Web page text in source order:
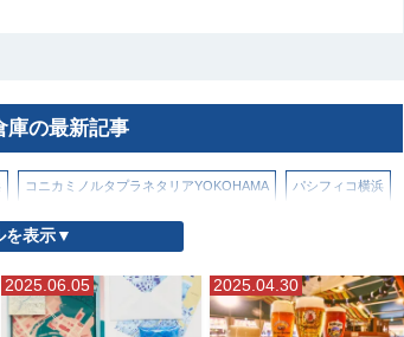
庫の最新記事
コニカミノルタプラネタリアYOKOHAMA パシフィコ横浜
スモワールド
ー博） 日本郵船氷川丸 横浜・三溪園
を表示▼
2025.06.05 2025.04.30